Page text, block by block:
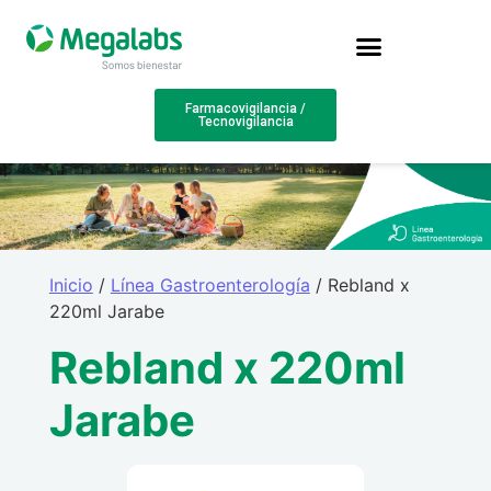
Farmacovigilancia /
Tecnovigilancia
Inicio / Línea Gastroenterología / Rebland x
220ml Jarabe
Rebland x 220ml
Jarabe